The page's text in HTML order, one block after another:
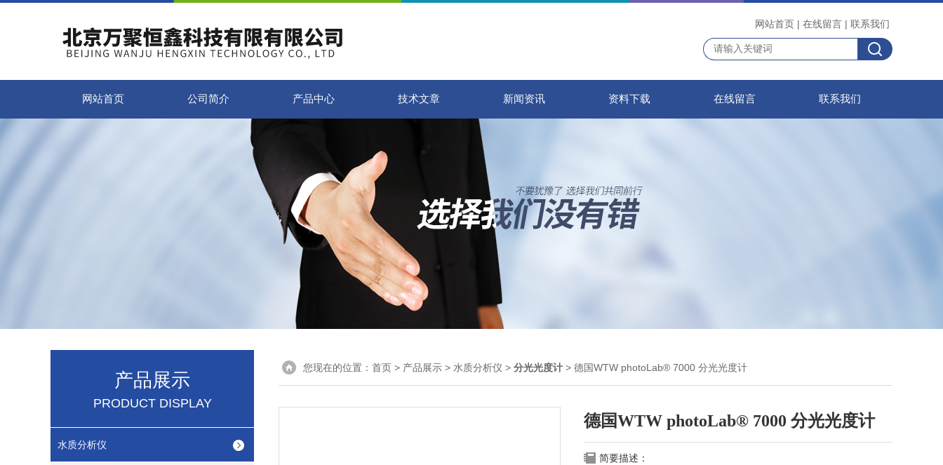
网站首页 | 在线留言 | 联系我们
网站首页 公司简介 产品中心 技术文章 新闻资讯 资料下载 在线留言 联系我们
产品展示
PRODUCT DISPLAY
水质分析仪
您现在的位置： 首页 > 产品展示 > 水质分析仪 > 分光光度计 > 德国WTW photoLab® 7000 分光光度计
德国WTW photoLab® 7000 分光光度计
简要描述：